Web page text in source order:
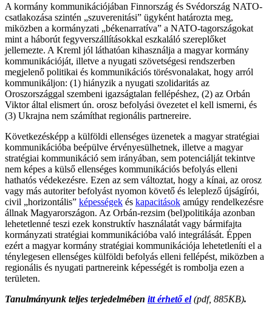
A kormány kommunikációjában Finnország és Svédország NATO-
csatlakozása szintén „szuverenitási” ügyként határozta meg,
miközben a kormányzati „békenarratíva” a NATO-tagországokat
mint a háborút fegyverszállításokkal eszkaláló szereplőket
jellemezte. A Kreml jól láthatóan kihasználja a magyar kormány
kommunikációját, illetve a nyugati szövetségesi rendszerben
megjelenő politikai és kommunikációs törésvonalakat, hogy arról
kommunikáljon: (1) hiányzik a nyugati szolidaritás az
Oroszországgal szembeni igazságtalan fellépéshez, (2) az Orbán
Viktor által elismert ún. orosz befolyási övezetet el kell ismerni, és
(3) Ukrajna nem számíthat regionális partnereire.
Következésképp a külföldi ellenséges üzenetek a magyar stratégiai
kommunikációba beépülve érvényesülhetnek, illetve a magyar
stratégiai kommunikáció sem irányában, sem potenciálját tekintve
nem képes a külső ellenséges kommunikációs befolyás elleni
hathatós védekezésre. Ezen az sem változtat, hogy a kínai, az orosz
vagy más autoriter befolyást nyomon követő és leleplező újságírói,
civil „horizontális” képességek és kapacitások amúgy rendelkezésre
állnak Magyarországon. Az Orbán-rezsim (bel)politikája azonban
lehetetlenné teszi ezek konstruktív használatát vagy bármifajta
kormányzati stratégiai kommunikációba való integrálását. Éppen
ezért a magyar kormány stratégiai kommunikációja lehetetleníti el a
ténylegesen ellenséges külföldi befolyás elleni fellépést, miközben a
regionális és nyugati partnereink képességét is rombolja ezen a
területen.
Tanulmányunk teljes terjedelmében itt érhető el (pdf, 885KB).